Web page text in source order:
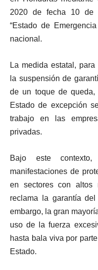
2020 de fecha 10 de
“Estado de
nacional.
La medida estatal,
la suspensión de
de un toque de
Estado de excepción
trabajo en las
privadas.
Bajo este
manifestaciones de
en sectores con altos
reclama la garantía
embargo, la gran
uso de la fuerza
hasta bala viva por
Estado.